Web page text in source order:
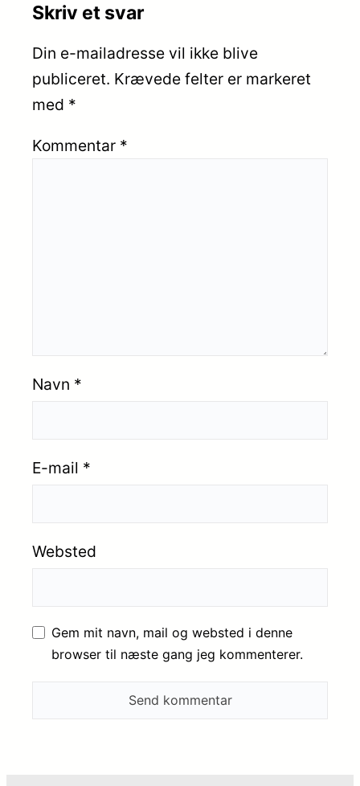
Skriv et svar
Din e-mailadresse vil ikke blive
publiceret. Krævede felter er markeret
med *
Kommentar *
Navn *
E-mail *
Websted
Gem mit navn, mail og websted i denne
browser til næste gang jeg kommenterer.